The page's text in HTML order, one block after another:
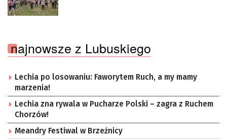
najnowsze z Lubuskiego
Lechia po losowaniu: Faworytem Ruch, a my mamy
marzenia!
Lechia zna rywala w Pucharze Polski – zagra z Ruchem
Chorzów!
Meandry Festiwal w Brzeźnicy